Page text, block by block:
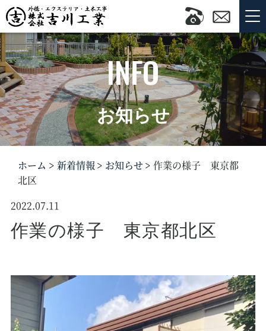
INFO
お知らせ
ホーム 新着情報 お知らせ
作業の様子 東京都
北区
2022.07.11
作業の様子 東京都北区